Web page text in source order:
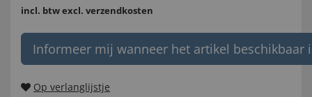
incl. btwexcl. verzendkosten
Informeer mij wanneer het artikel beschikbaar
Op verlanglijstje